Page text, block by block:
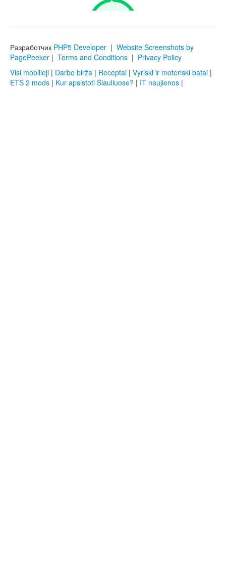
Разработчик PHP5 Developer | Website Screenshots by
PagePeeker | Terms and Conditions | Privacy Policy
Visi mobilieji | Darbo birža | Receptai | Vyriski ir moteriski batai |
ETS 2 mods | Kur apsistoti Šiauliuose? | IT naujienos |